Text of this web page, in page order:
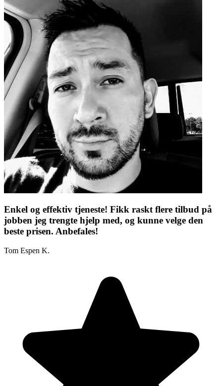
Enkel og effektiv tjeneste! Fikk raskt flere tilbud på
jobben jeg trengte hjelp med, og kunne velge den
beste prisen. Anbefales!
Tom Espen K.